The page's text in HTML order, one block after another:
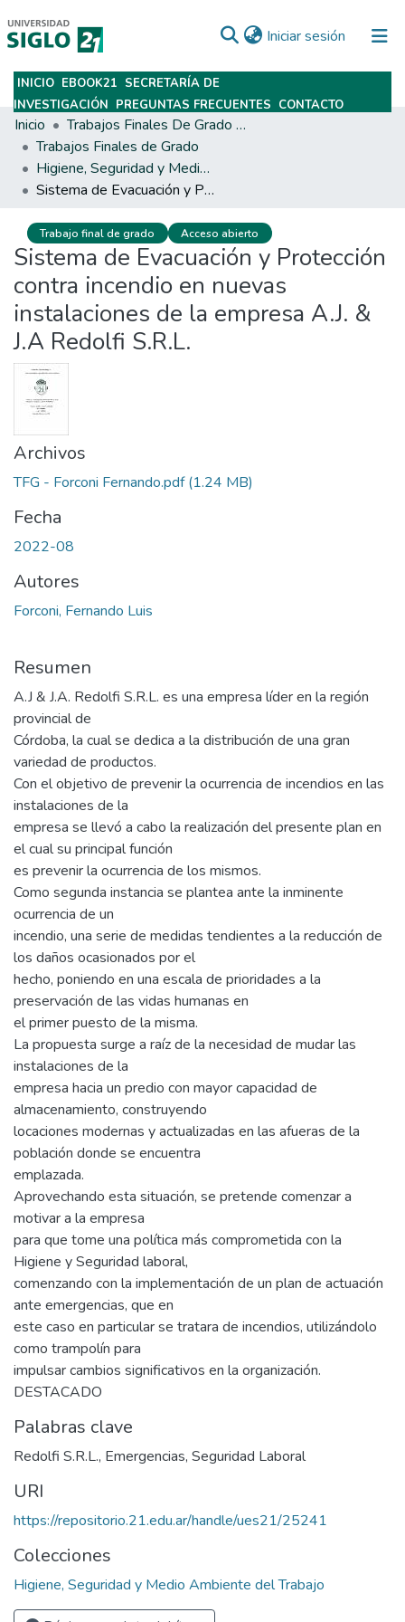
Iniciar sesión (current)
Subir
INICIO EBOOK21 SECRETARÍA DE
INVESTIGACIÓN PREGUNTAS FRECUENTES CONTACTO
Inicio
Trabajos Finales De Grado Y Posgrado
Trabajos Finales de Grado
Higiene, Seguridad y Medio Ambiente del Trabajo
Sistema de Evacuación y Protección contra incendio en nuevas instalaciones de la empresa A.J. & J.A Redolfi S.R.L.
Trabajo final de grado Acceso abierto
Sistema de Evacuación y Protección
contra incendio en nuevas
instalaciones de la empresa A.J. &
J.A Redolfi S.R.L.
Archivos
TFG - Forconi Fernando.pdf(1.24 MB)
Fecha
2022-08
Autores
Forconi, Fernando Luis
Resumen
A.J & J.A. Redolfi S.R.L. es una empresa líder en la región
provincial de
Córdoba, la cual se dedica a la distribución de una gran
variedad de productos.
Con el objetivo de prevenir la ocurrencia de incendios en las
instalaciones de la
empresa se llevó a cabo la realización del presente plan en
el cual su principal función
es prevenir la ocurrencia de los mismos.
Como segunda instancia se plantea ante la inminente
ocurrencia de un
incendio, una serie de medidas tendientes a la reducción de
los daños ocasionados por el
hecho, poniendo en una escala de prioridades a la
preservación de las vidas humanas en
el primer puesto de la misma.
La propuesta surge a raíz de la necesidad de mudar las
instalaciones de la
empresa hacia un predio con mayor capacidad de
almacenamiento, construyendo
locaciones modernas y actualizadas en las afueras de la
población donde se encuentra
emplazada.
Aprovechando esta situación, se pretende comenzar a
motivar a la empresa
para que tome una política más comprometida con la
Higiene y Seguridad laboral,
comenzando con la implementación de un plan de actuación
ante emergencias, que en
este caso en particular se tratara de incendios, utilizándolo
como trampolín para
impulsar cambios significativos en la organización.
DESTACADO
Palabras clave
Redolfi S.R.L., Emergencias, Seguridad Laboral
URI
https://repositorio.21.edu.ar/handle/ues21/25241
Colecciones
Higiene, Seguridad y Medio Ambiente del Trabajo